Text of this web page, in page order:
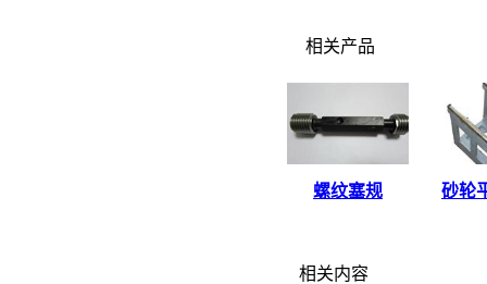
相关产品
螺纹塞规 砂轮
相关内容